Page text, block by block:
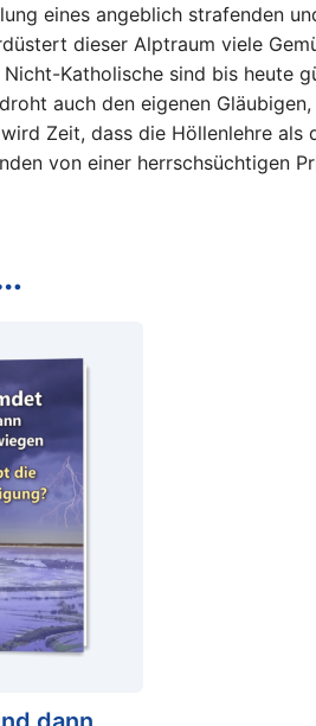
eines angeblich strafenden
dieser Alptraum viele
Katholische sind bis heute
auch den eigenen
Zeit, dass die Höllenlehre
von einer herrschsüchtigen